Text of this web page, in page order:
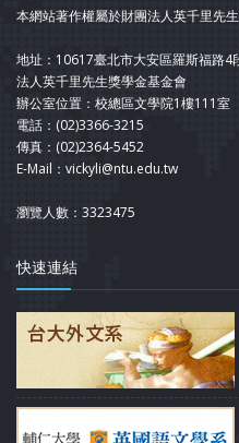
本網站著作權屬於財團法人英千里先
地址：10617臺北市大安區羅斯福路4
法人英千里先生獎學金基金會
辦公室位置：校總區文學院1樓111室
電話：(02)3366-3215
傳真：(02)2364-5452
E-Mail：vickyli@ntu.edu.tw
瀏覽人數：3323475
快速連結